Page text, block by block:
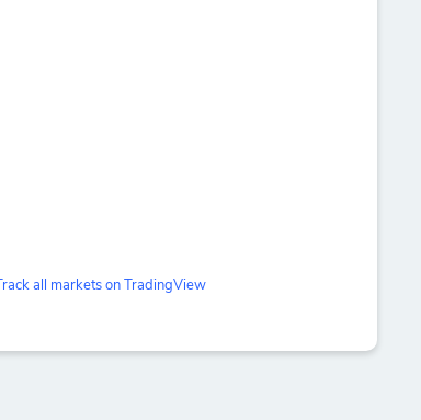
Track all markets on TradingView